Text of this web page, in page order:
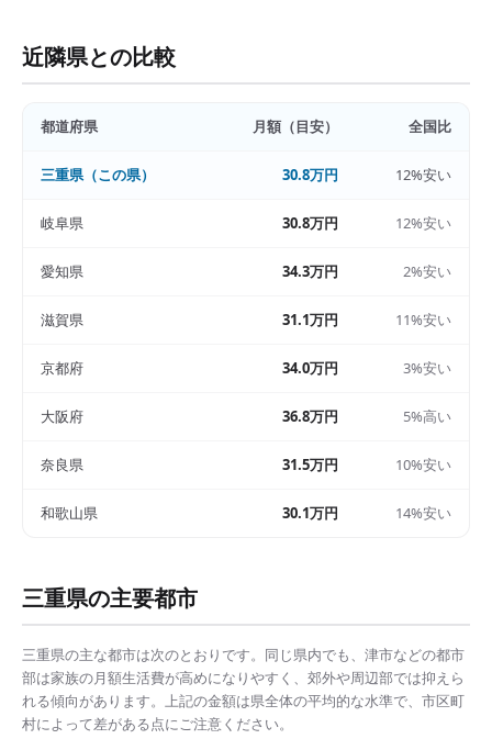
近隣県との比較
都道府県 月額（目安） 全国比
三重県（この県） 30.8万円 12%安い
岐阜県 30.8万円 12%安い
愛知県 34.3万円 2%安い
滋賀県 31.1万円 11%安い
京都府 34.0万円 3%安い
大阪府 36.8万円 5%高い
奈良県 31.5万円 10%安い
和歌山県 30.1万円 14%安い
三重県の主要都市
三重県の主な都市は次のとおりです。同じ県内でも、 津市などの都市
部は家族の月額生活費が高めになりやすく、郊外や周辺部では抑えら
れる傾向があります。上記の金額は県全体の平均的な水準で、市区町
村によって差がある点にご注意ください。